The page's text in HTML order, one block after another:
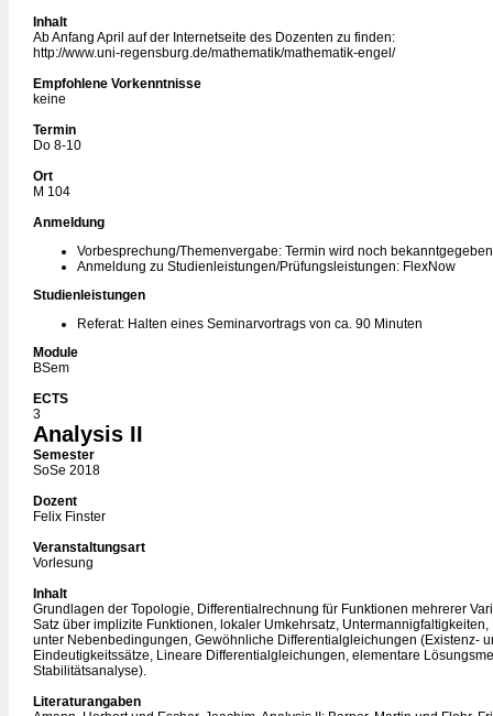
Inhalt
Ab Anfang April auf der Internetseite des Dozenten zu finden:
http://www.uni-regensburg.de/mathematik/mathematik-engel/
Empfohlene Vorkenntnisse
keine
Termin
Do 8-10
Ort
M 104
Anmeldung
Vorbesprechung/Themenvergabe: Termin wird noch bekanntgegeben
Anmeldung zu Studienleistungen/Prüfungsleistungen: FlexNow
Studienleistungen
Referat: Halten eines Seminarvortrags von ca. 90 Minuten
Module
BSem
ECTS
3
Analysis II
Semester
SoSe 2018
Dozent
Felix Finster
Veranstaltungsart
Vorlesung
Inhalt
Grundlagen der Topologie, Differentialrechnung für Funktionen mehrerer
Satz über implizite Funktionen, lokaler Umkehrsatz, Untermannigfaltigkeiten,
unter Nebenbedingungen, Gewöhnliche Differentialgleichungen (Existenz-
Eindeutigkeitssätze, Lineare Differentialgleichungen, elementare
Stabilitätsanalyse).
Literaturangaben